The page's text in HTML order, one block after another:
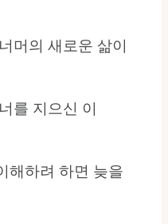
머의 새로운 삶이
를 지으신 이
해하려 하면 늦을